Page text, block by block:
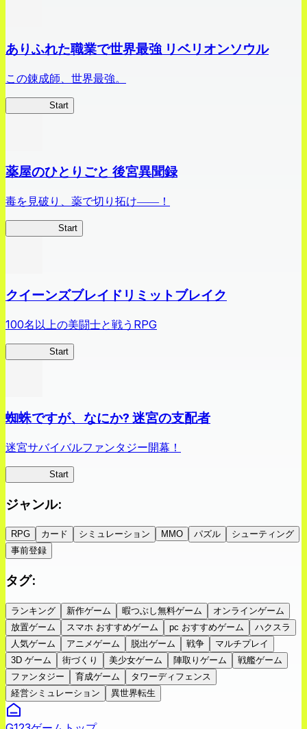
ありふれた職業で世界最強 リベリオンソウル
この錬成師、世界最強。
Start
薬屋のひとりごと 後宮異聞録
毒を見破り、薬で切り拓け――！
Start
クイーンズブレイドリミットブレイク
100名以上の美闘士と戦うRPG
Start
蜘蛛ですが、なにか? 迷宮の支配者
迷宮サバイバルファンタジー開幕！
Start
ジャンル:
RPG カード シミュレーション MMO パズル
シューティング
事前登録
タグ:
ランキング 新作ゲーム 暇つぶし無料ゲーム
オンラインゲーム
放置ゲーム
スマホ おすすめゲーム pc おすすめゲーム
ハクスラ
人気ゲーム
アニメゲーム 脱出ゲーム 戦争
マルチプレイ
3D ゲーム
街づくり 美少女ゲーム 陣取りゲーム
戦艦ゲーム
ファンタジー
育成ゲーム
タワーディフェンス
経営シミュレーション
異世界転生